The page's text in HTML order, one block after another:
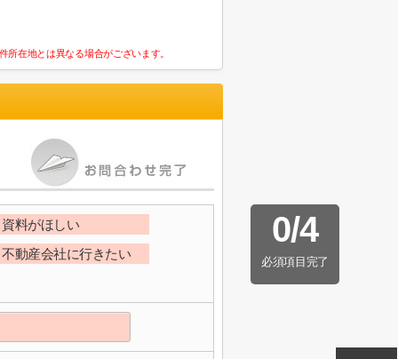
在地とは異なる場合がございます。
0/4
必須項目完了
資料がほしい
不動産会社に行きたい